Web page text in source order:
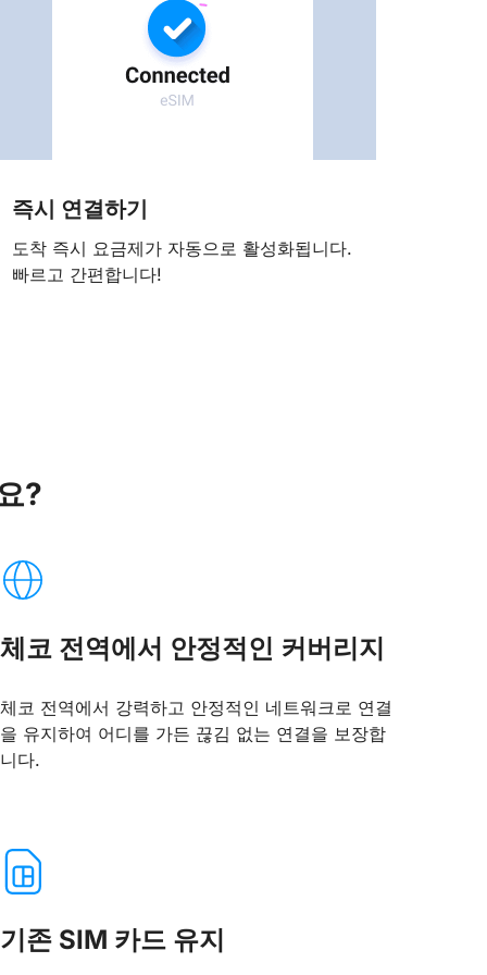
즉시 연결하기
도착 즉시 요금제가 자동으로 활성화됩니다.
빠르고 간편합니다!
?
체코 전역에서 안정적인 커버리지
체코 전역에서 강력하고 안정적인 네트워크로 연결
을 유지하여 어디를 가든 끊김 없는 연결을 보장합
니다.
기존 SIM 카드 유지